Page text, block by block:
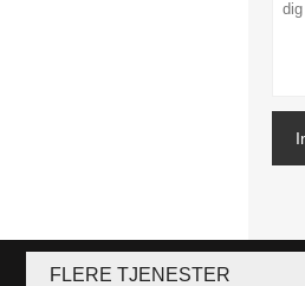
FLERE TJENESTER